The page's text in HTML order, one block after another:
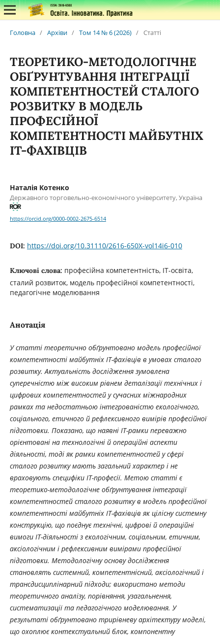
Головна / Архіви / Том 14 № 6 (2026) / Статті
ТЕОРЕТИКО-МЕТОДОЛОГІЧНЕ
ОБҐРУНТУВАННЯ ІНТЕГРАЦІЇ
КОМПЕТЕНТНОСТЕЙ СТАЛОГО
РОЗВИТКУ В МОДЕЛЬ
ПРОФЕСІЙНОЇ
КОМПЕТЕНТНОСТІ МАЙБУТНІХ
ІТ-ФАХІВЦІВ
Наталія Котенко
Державного торговельно-економічного університету, Україна
https://orcid.org/0000-0002-2675-6514
DOI: https://doi.org/10.31110/2616-650X-vol14i6-010
Ключові слова: професійна компетентність, ІТ-освіта,
сталий розвиток, модель професійної компетентності,
педагогічне моделювання
Анотація
У статті теоретично обґрунтовано модель професійної
компетентності майбутніх ІТ-фахівців в умовах сталого
розвитку. Актуальність дослідження зумовлена
суперечністю між високим рівнем деталізації технічних і
цифрових компетентностей у сучасних міжнародних
рамках та недостатньою інтегрованістю екологічного,
соціального, етичного й рефлексивного вимірів професійної
підготовки. Показано, що наявні ІТ-рамки переважно
орієнтовані на технологічні й операційні аспекти
діяльності, тоді як рамки компетентностей у сфері
сталого розвитку мають загальний характер і не
враховують специфіки ІТ-професії. Метою статті є
теоретико-методологічне обґрунтування інтеграції
компетентностей сталого розвитку в модель професійної
компетентності майбутніх ІТ-фахівців як цілісну системну
конструкцію, що поєднує технічні, цифрові й операційні
вимоги ІТ-діяльності з екологічним, соціальним, етичним,
аксіологічним і рефлексивним вимірами професійної
підготовки. Методологічну основу дослідження
становлять системний, компетентнісний, аксіологічний і
трансдисциплінарний підходи; використано методи
теоретичного аналізу, порівняння, узагальнення,
систематизації та педагогічного моделювання. У
результаті обґрунтовано трирівневу архітектуру моделі,
що охоплює контекстуальний блок, компонентну